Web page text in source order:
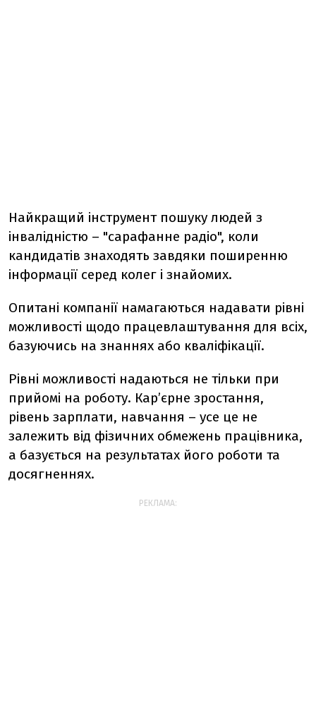
Найкращий інструмент пошуку людей з
інвалідністю – "сарафанне радіо", коли
кандидатів знаходять завдяки поширенню
інформації серед колег і знайомих.
Опитані компанії намагаються надавати рівні
можливості щодо працевлаштування для всіх,
базуючись на знаннях або кваліфікації.
Рівні можливості надаються не тільки при
прийомі на роботу. Кар’єрне зростання,
рівень зарплати, навчання – усе це не
залежить від фізичних обмежень працівника,
а базується на результатах його роботи та
досягненнях.
РЕКЛАМА: